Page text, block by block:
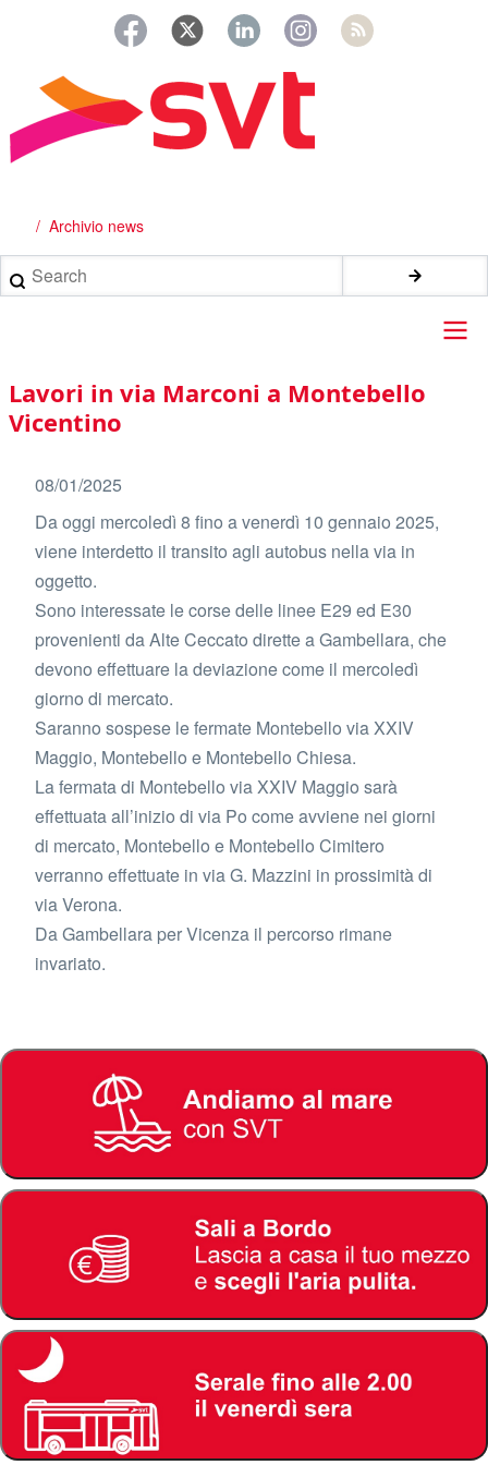
principale
Briciole
di
pane
Archivio news
Search
navigation
Lavori in via Marconi a Montebello
Vicentino
08/01/2025
Da oggi mercoledì 8 fino a venerdì 10 gennaio 2025,
viene interdetto il transito agli autobus nella via in
oggetto.
Sono interessate le corse delle linee E29 ed E30
provenienti da Alte Ceccato dirette a Gambellara, che
devono effettuare la deviazione come il mercoledì
giorno di mercato.
Saranno sospese le fermate Montebello via XXIV
Maggio, Montebello e Montebello Chiesa.
La fermata di Montebello via XXIV Maggio sarà
effettuata all’inizio di via Po come avviene nei giorni
di mercato, Montebello e Montebello Cimitero
verranno effettuate in via G. Mazzini in prossimità di
via Verona.
Da Gambellara per Vicenza il percorso rimane
invariato.